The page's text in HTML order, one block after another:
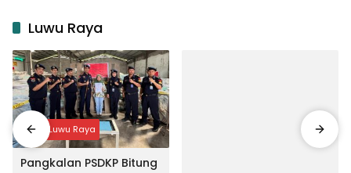
Luwu Raya
Input Luwu Raya
Pangkalan PSDKP Bitung